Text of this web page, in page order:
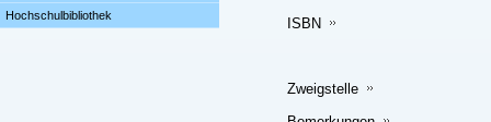
Hochschulbibliothek
ISBN
Zweigstelle